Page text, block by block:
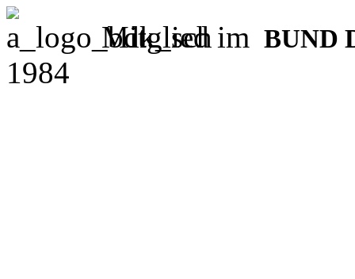
Mitglied im BUND
1984